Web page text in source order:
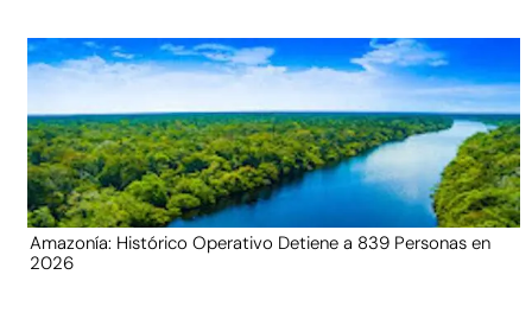
Amazonía: Histórico Operativo Detiene a 839 Personas en
2026